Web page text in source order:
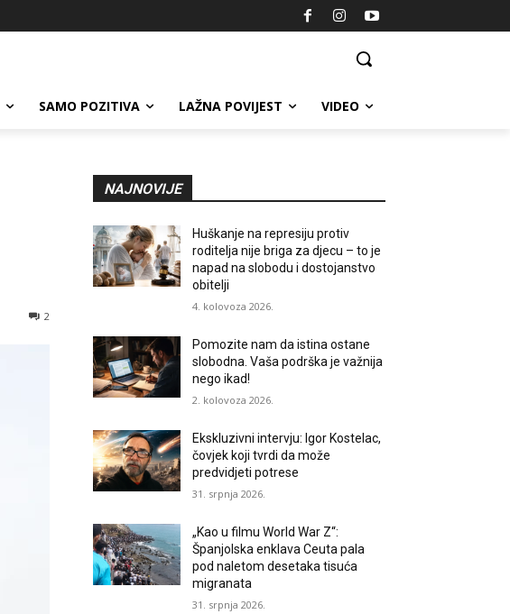
SAMO POZITIVA LAŽNA POVIJEST VIDEO
2
NAJNOVIJE
Huškanje na represiju protiv
roditelja nije briga za djecu – to je
napad na slobodu i dostojanstvo
obitelji
4. kolovoza 2026.
Pomozite nam da istina ostane
slobodna. Vaša podrška je važnija
nego ikad!
2. kolovoza 2026.
Ekskluzivni intervju: Igor Kostelac,
čovjek koji tvrdi da može
predvidjeti potrese
31. srpnja 2026.
„Kao u filmu World War Z“:
Španjolska enklava Ceuta pala
pod naletom desetaka tisuća
migranata
31. srpnja 2026.